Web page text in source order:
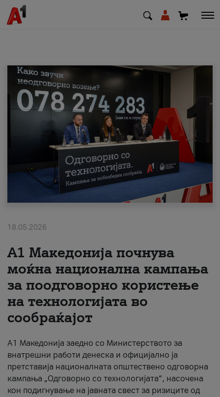
МК EN SQ
Деловни
Поддршка
Надополни кредит
#ПодобарОнлајн
18.05.2026
A1 Македонија почнува
моќна национална кампања
за поодговорно користење
на технологијата во
сообраќајот
A1 Македонија заедно со Министерството за
внатрешни работи денеска и официјално ја
претставија националната општествено одговорна
кампања „Одговорно со технологијата“, насочена
кон подигнување на јавната свест за ризиците од